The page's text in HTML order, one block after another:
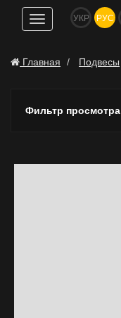
Показать
навигацию
УКР РУС
Главная Подвесы
Фильтр просмотра